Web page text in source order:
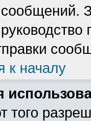
сообщений.
к началу
того